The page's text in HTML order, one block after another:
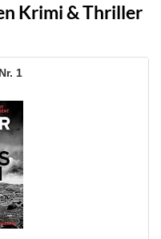
Krimi & Thriller
1